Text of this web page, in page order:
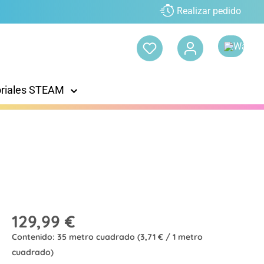
Realizar pedido
STEAM
129,99 €
Contenido: 35 metro cuadrado (3,71 € / 1 metro
cuadrado)